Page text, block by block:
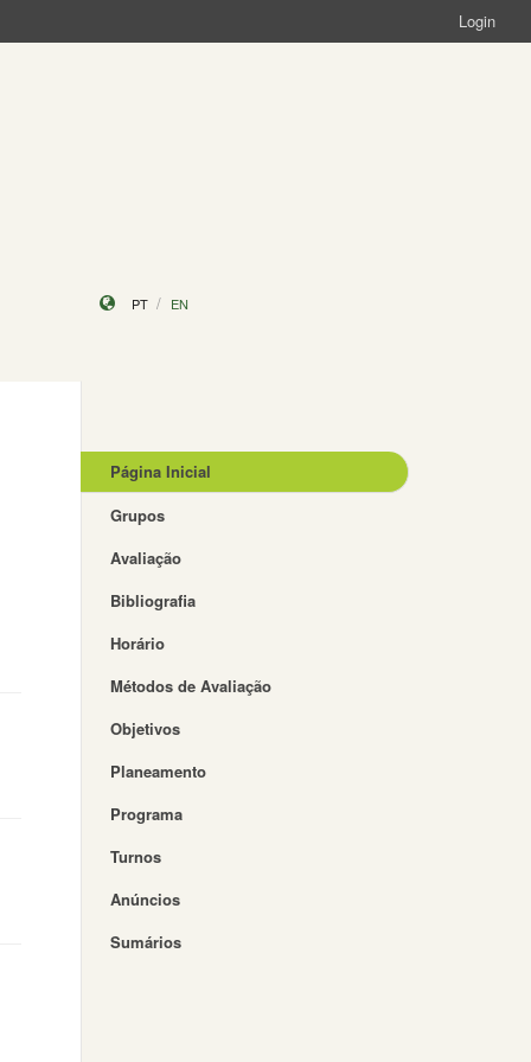
Login
PT EN
Página Inicial
Grupos
Avaliação
Bibliografia
Horário
Métodos de Avaliação
Objetivos
Planeamento
Programa
Turnos
Anúncios
Sumários